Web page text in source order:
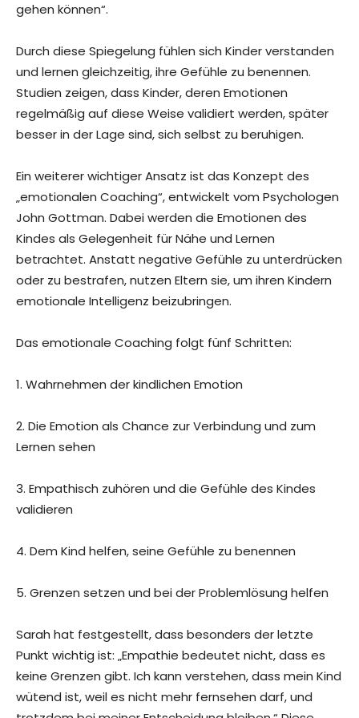
gehen können“.
Durch diese Spiegelung fühlen sich Kinder verstanden
und lernen gleichzeitig, ihre Gefühle zu benennen.
Studien zeigen, dass Kinder, deren Emotionen
regelmäßig auf diese Weise validiert werden, später
besser in der Lage sind, sich selbst zu beruhigen.
Ein weiterer wichtiger Ansatz ist das Konzept des
„emotionalen Coaching“, entwickelt vom Psychologen
John Gottman. Dabei werden die Emotionen des
Kindes als Gelegenheit für Nähe und Lernen
betrachtet. Anstatt negative Gefühle zu unterdrücken
oder zu bestrafen, nutzen Eltern sie, um ihren Kindern
emotionale Intelligenz beizubringen.
Das emotionale Coaching folgt fünf Schritten:
1. Wahrnehmen der kindlichen Emotion
2. Die Emotion als Chance zur Verbindung und zum
Lernen sehen
3. Empathisch zuhören und die Gefühle des Kindes
validieren
4. Dem Kind helfen, seine Gefühle zu benennen
5. Grenzen setzen und bei der Problemlösung helfen
Sarah hat festgestellt, dass besonders der letzte
Punkt wichtig ist: „Empathie bedeutet nicht, dass es
keine Grenzen gibt. Ich kann verstehen, dass mein Kind
wütend ist, weil es nicht mehr fernsehen darf, und